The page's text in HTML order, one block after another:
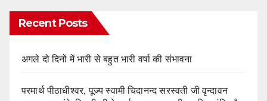
Recent Posts
अगले दो दिनों में भारी से बहुत भारी वर्षा की संभावना
परमार्थ पीठाधीश्वर, पूज्य स्वामी चिदानन्द सरस्वती जी वृन्दावन